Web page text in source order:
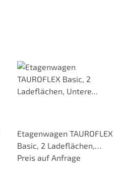
Etagenwagen TAUROFLEX
Basic, 2 Ladeflächen,
Untere mit Bordkante,
Preis auf Anfrage